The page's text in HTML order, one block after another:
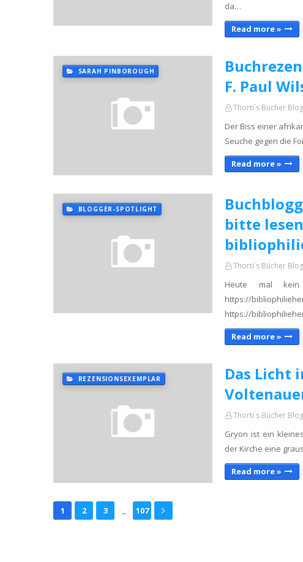
da…
Read more »
SARAH PINBOROUGH
F. Paul
Thorti´s Bücher Blog
Der Biss einer
Seuche gegen die
Read more »
BLOGGER-SPOTLIGHT
bitte
Thorti´s Bücher Blog
Heute mal
https://
https://
Read more »
REZENSIONSEXEMPLAR
Das Licht
Thorti´s Bücher Blog
Gryon ist ein
der Kirche eine
Read more »
1 2 3 ... 107